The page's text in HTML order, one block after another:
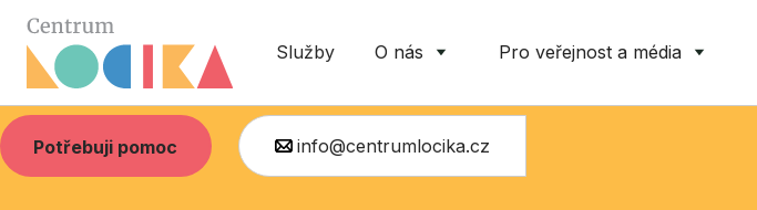
Služby O nás Pro veřejnost a média
Potřebuji pomoc info@centrumlocika.cz